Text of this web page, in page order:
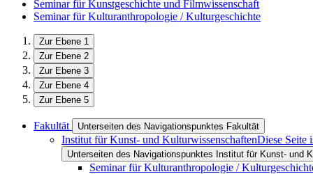
Seminar für Kunstgeschichte und Filmwissenschaft
Seminar für Kulturanthropologie / Kulturgeschichte
Zur Ebene 1
Zur Ebene 2
Zur Ebene 3
Zur Ebene 4
Zur Ebene 5
Fakultät Unterseiten des Navigationspunktes Fakultät
Institut für Kunst- und KulturwissenschaftenDiese Seite
Unterseiten des Navigationspunktes Institut für Kunst- und
Seminar für Kulturanthropologie /